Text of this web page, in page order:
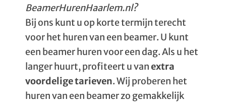
BeamerHurenHaarlem.nl?
Bij ons kunt u op korte termijn terecht
voor het huren van een beamer. U kunt
een beamer huren voor een dag. Als u het
langer huurt, profiteert u vanextra
voordelige tarieven. Wij proberen het
huren van een beamer zo gemakkelijk